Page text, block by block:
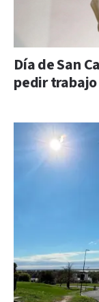
Día de San
pedir